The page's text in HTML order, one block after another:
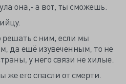
она,- а вот, ты сможешь.
решать с ним, если мы
да ещё изувеченным, то не
у него связи не хилые.
его спасли от смерти.